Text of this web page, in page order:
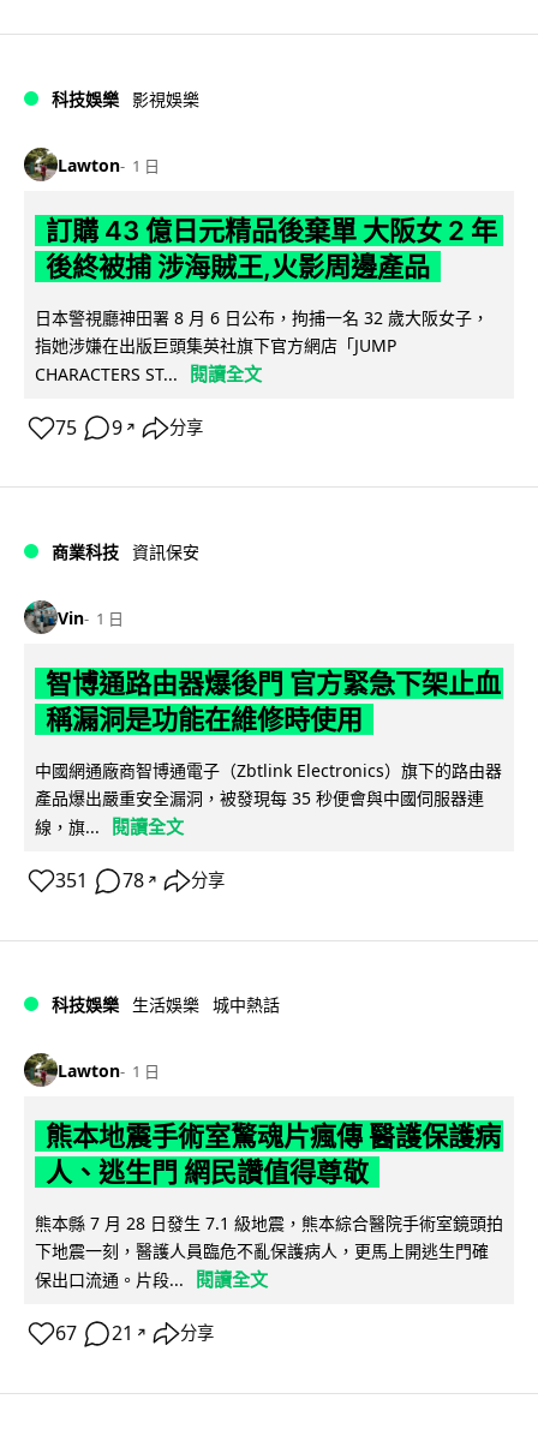
科技娛樂 影視娛樂
Lawton 1 日
訂購 43 億日元精品後棄單 大阪女 2 年
後終被捕 涉海賊王,火影周邊產品
日本警視廳神田署 8 月 6 日公布，拘捕一名 32 歲大阪女子，
指她涉嫌在出版巨頭集英社旗下官方網店「JUMP
CHARACTERS ST...
閱讀全文
75 9 ↗ 分享
商業科技 資訊保安
Vin 1 日
智博通路由器爆後門 官方緊急下架止血
稱漏洞是功能在維修時使用
中國網通廠商智博通電子（Zbtlink Electronics）旗下的路由器
產品爆出嚴重安全漏洞，被發現每 35 秒便會與中國伺服器連
線，旗...
閱讀全文
351 78 ↗ 分享
科技娛樂 生活娛樂 城中熱話
Lawton 1 日
熊本地震手術室驚魂片瘋傳 醫護保護病
人、逃生門 網民讚值得尊敬
熊本縣 7 月 28 日發生 7.1 級地震，熊本綜合醫院手術室鏡頭拍
下地震一刻，醫護人員臨危不亂保護病人，更馬上開逃生門確
保出口流通。片段...
閱讀全文
67 21 ↗ 分享